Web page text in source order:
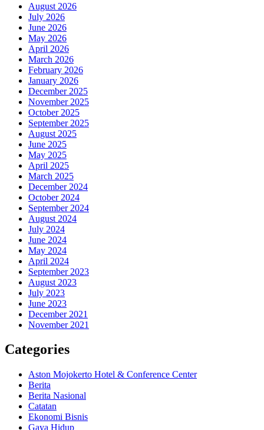
August 2026
July 2026
June 2026
May 2026
April 2026
March 2026
February 2026
January 2026
December 2025
November 2025
October 2025
September 2025
August 2025
June 2025
May 2025
April 2025
March 2025
December 2024
October 2024
September 2024
August 2024
July 2024
June 2024
May 2024
April 2024
September 2023
August 2023
July 2023
June 2023
December 2021
November 2021
Categories
Aston Mojokerto Hotel & Conference Center
Berita
Berita Nasional
Catatan
Ekonomi Bisnis
Gaya Hidup